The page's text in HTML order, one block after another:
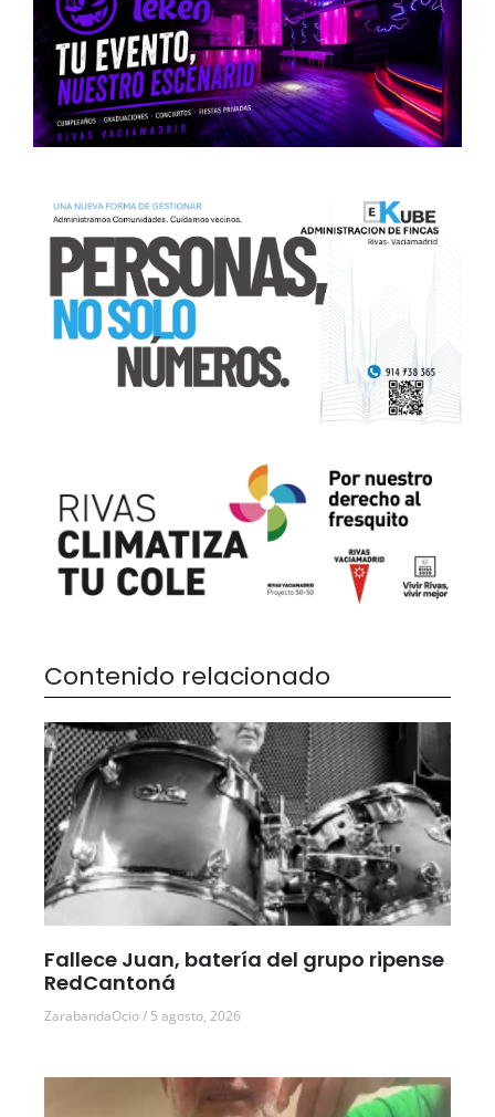
Contenido relacionado
Fallece Juan, batería del grupo ripense
RedCantoná
ZarabandaOcio 5 agosto, 2026